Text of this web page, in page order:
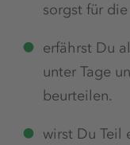
sorgst für
erfährst Du
unter Tage
beurteilen.
wirst Du Teil